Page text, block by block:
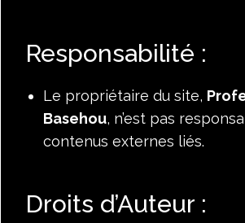
Responsabilité :
Le propriétaire du site,
Basehou, n’est pas
contenus externes liés.
Droits d’Auteur :